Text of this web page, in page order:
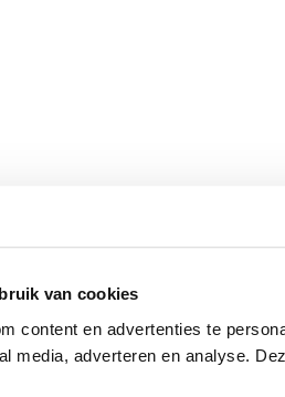
van cookies
content en advertenties te
media, adverteren en analyse.